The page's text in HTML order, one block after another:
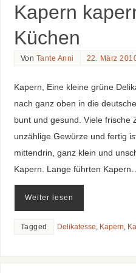
Kapern
Küchen
Von Tante Anni 22. März
Kapern, Eine kleine grüne
nach ganz oben in die
bunt und gesund. Viele frische
unzählige Gewürze und fertig
mittendrin, ganz klein und
Kapern. Lange führten Kapern…
Weiter lesen
Tagged Delikatesse, Kapern,